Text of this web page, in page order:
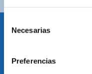
Necesarias
Preferencias